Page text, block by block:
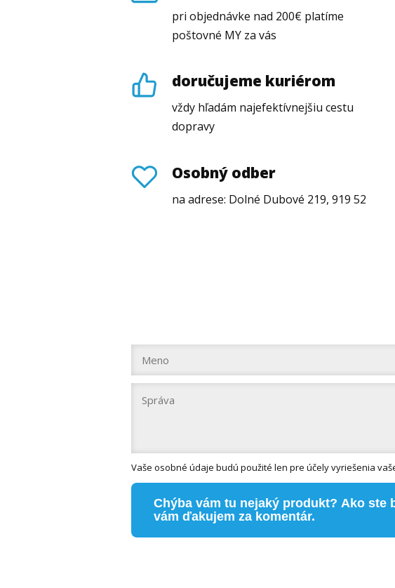
pri objednávke nad 200€ platíme
poštovné MY za vás
doručujeme kuriérom
vždy hľadám najefektívnejšiu cestu
dopravy
Osobný odber
na adrese: Dolné Dubové 219, 919 52
Vaše osobné údaje budú použité len pre účely vyriešenia
Chýba vám tu nejaký produkt? Ako ste
vám ďakujem za komentár.